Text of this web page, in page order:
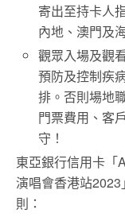
寄出至持卡人
內地、澳門及
觀眾入場及觀
預防及控制疾
排。否則場地
門票費用、客
守！
東亞銀行信用卡「
演唱會香港站
則：